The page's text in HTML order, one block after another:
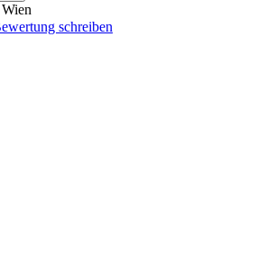
schreiben